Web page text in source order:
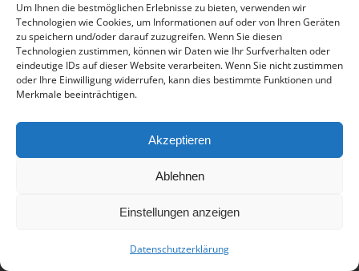
Um Ihnen die bestmöglichen Erlebnisse zu bieten, verwenden wir
Technologien wie Cookies, um Informationen auf oder von Ihren Geräten
zu speichern und/oder darauf zuzugreifen. Wenn Sie diesen
Technologien zustimmen, können wir Daten wie Ihr Surfverhalten oder
eindeutige IDs auf dieser Website verarbeiten. Wenn Sie nicht zustimmen
oder Ihre Einwilligung widerrufen, kann dies bestimmte Funktionen und
Merkmale beeinträchtigen.
Akzeptieren
Ablehnen
Einstellungen anzeigen
Datenschutzerklärung